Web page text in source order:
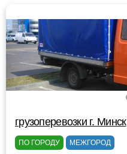
грузоперевозки г. Минск
ПО ГОРОДУ МЕЖГОРОД